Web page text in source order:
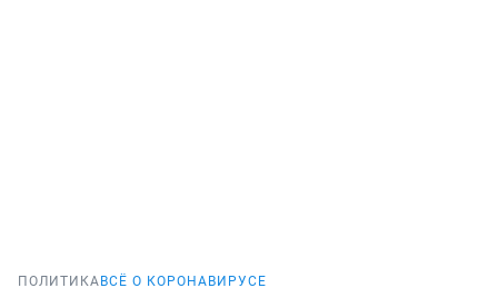
ПОЛИТИКА ВСЁ О КОРОНАВИРУСЕ